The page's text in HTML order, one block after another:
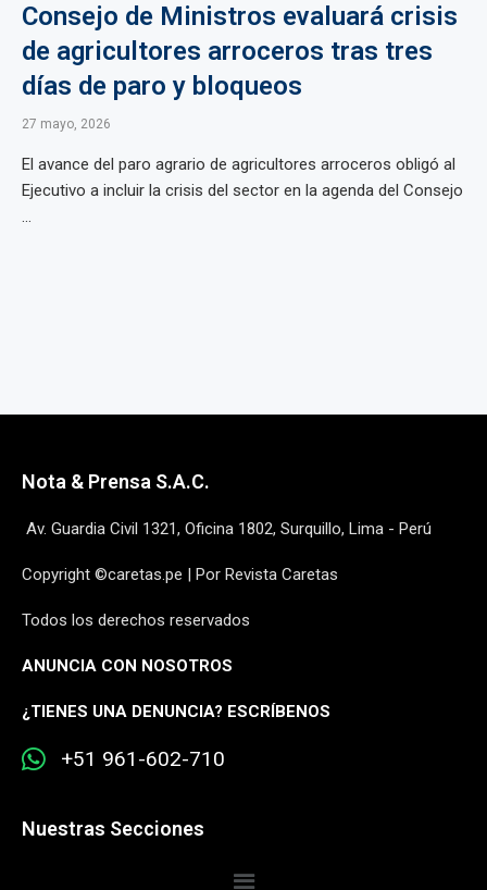
Consejo de Ministros evaluará crisis
de agricultores arroceros tras tres
días de paro y bloqueos
27 mayo, 2026
El avance del paro agrario de agricultores arroceros obligó al
Ejecutivo a incluir la crisis del sector en la agenda del Consejo
...
Nota & Prensa S.A.C.
Av. Guardia Civil 1321, Oficina 1802, Surquillo, Lima - Perú
Copyright ©caretas.pe | Por Revista Caretas
Todos los derechos reservados
ANUNCIA CON NOSOTROS
¿TIENES UNA DENUNCIA? ESCRÍBENOS
+51 961-602-710
Nuestras Secciones